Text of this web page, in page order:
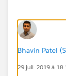
Bhavin Patel
29 juil. 2019 à